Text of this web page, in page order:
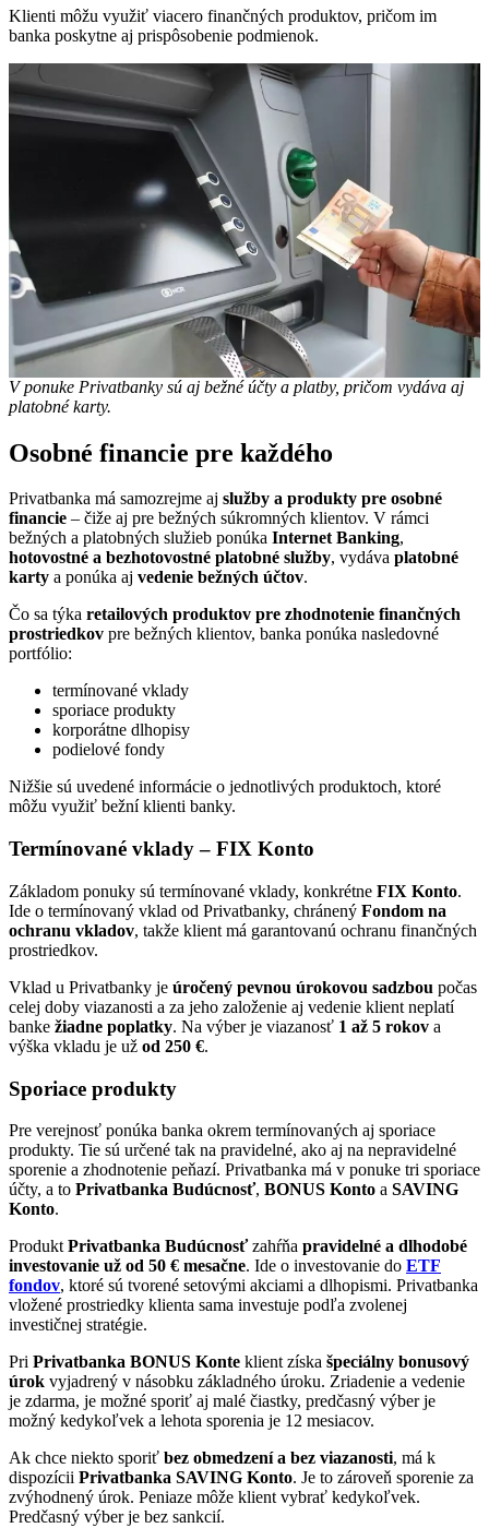
Klienti môžu využiť viacero finančných produktov, pričom im
banka poskytne aj prispôsobenie podmienok.
V ponuke Privatbanky sú aj bežné účty a platby, pričom vydáva aj
platobné karty.
Osobné financie pre každého
Privatbanka má samozrejme aj služby a produkty pre osobné
financie – čiže aj pre bežných súkromných klientov. V rámci
bežných a platobných služieb ponúka Internet Banking,
hotovostné a bezhotovostné platobné služby, vydáva platobné
karty a ponúka aj vedenie bežných účtov.
Čo sa týka retailových produktov pre zhodnotenie finančných
prostriedkov pre bežných klientov, banka ponúka nasledovné
portfólio:
termínované vklady
sporiace produkty
korporátne dlhopisy
podielové fondy
Nižšie sú uvedené informácie o jednotlivých produktoch, ktoré
môžu využiť bežní klienti banky.
Termínované vklady – FIX Konto
Základom ponuky sú termínované vklady, konkrétne FIX Konto.
Ide o termínovaný vklad od Privatbanky, chránený Fondom na
ochranu vkladov, takže klient má garantovanú ochranu finančných
prostriedkov.
Vklad u Privatbanky je úročený pevnou úrokovou sadzbou počas
celej doby viazanosti a za jeho založenie aj vedenie klient neplatí
banke žiadne poplatky. Na výber je viazanosť 1 až 5 rokov a
výška vkladu je už od 250 €.
Sporiace produkty
Pre verejnosť ponúka banka okrem termínovaných aj sporiace
produkty. Tie sú určené tak na pravidelné, ako aj na nepravidelné
sporenie a zhodnotenie peňazí. Privatbanka má v ponuke tri sporiace
účty, a to Privatbanka Budúcnosť, BONUS Konto a SAVING
Konto.
Produkt Privatbanka Budúcnosťzahŕňa pravidelné a dlhodobé
investovanie už od 50 € mesačne. Ide o investovanie do ETF
fondov, ktoré sú tvorené setovými akciami a dlhopismi. Privatbanka
vložené prostriedky klienta sama investuje podľa zvolenej
investičnej stratégie.
Pri Privatbanka BONUS Konte klient získa špeciálny bonusový
úrok vyjadrený v násobku základného úroku. Zriadenie a vedenie
je zdarma, je možné sporiť aj malé čiastky, predčasný výber je
možný kedykoľvek a lehota sporenia je 12 mesiacov.
Ak chce niekto sporiť bez obmedzení a bez viazanosti, má k
dispozícii Privatbanka SAVING Konto. Je to zároveň sporenie za
zvýhodnený úrok. Peniaze môže klient vybrať kedykoľvek.
Predčasný výber je bez sankcií.